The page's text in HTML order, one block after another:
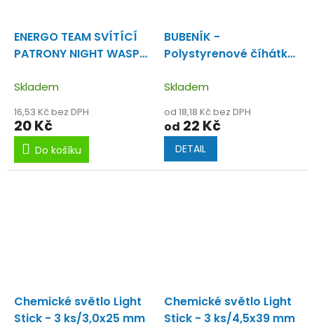
ENERGO TEAM SVÍTÍCÍ
PATRONY NIGHT WASP
Skladem
16,53 Kč bez DPH
20 Kč
Do košíku
BUBENÍK -
Polystyrenové číhátko
žluté
Skladem
od 18,18 Kč bez DPH
od 22 Kč
DETAIL
Chemické světlo Light
Stick - 3 ks/3,0x25 mm
Chemické světlo Light
Stick - 3 ks/4,5x39 mm